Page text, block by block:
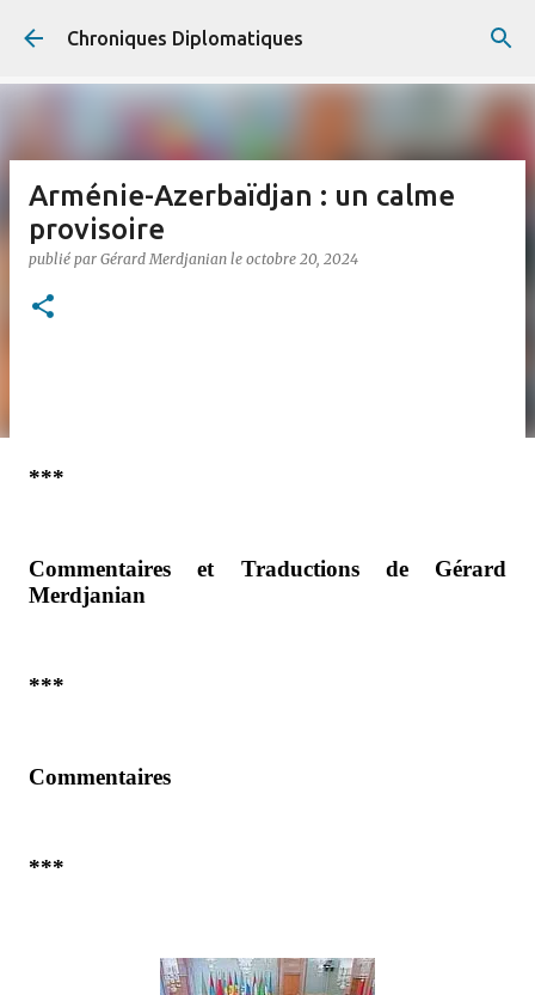
Accéder au contenu principal
Chroniques Diplomatiques
Arménie-Azerbaïdjan : un calme
provisoire
publié par Gérard Merdjanian le octobre 20, 2024
***
Commentaires et Traductions de Gérard
Merdjanian
***
Commentaires
***